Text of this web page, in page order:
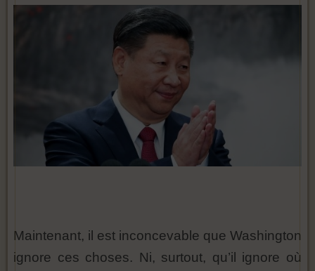
Maintenant, il est inconcevable que Washington
ignore ces choses. Ni, surtout, qu’il ignore où